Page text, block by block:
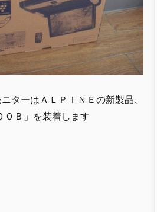
ターはＡＬＰＩＮＥの新製品、
０Ｂ」を装着します